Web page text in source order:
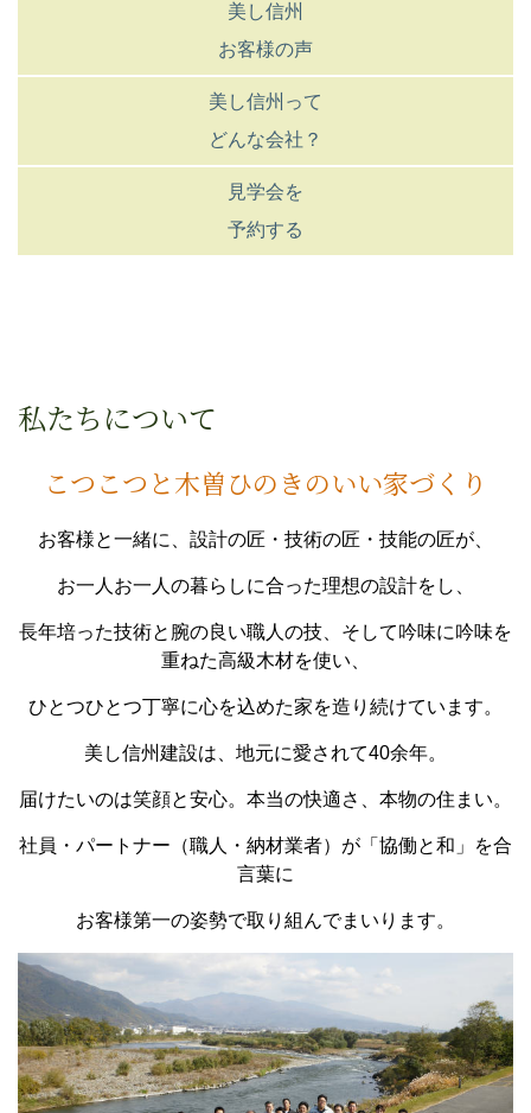
美し信州
お客様の声
美し信州って
どんな会社？
見学会を
予約する
私たちについて
こつこつと木曽ひのきのいい家づくり
お客様と一緒に、設計の匠・技術の匠・技能の匠が、
お一人お一人の暮らしに合った理想の設計をし、
長年培った技術と腕の良い職人の技、そして吟味に吟味を
重ねた高級木材を使い、
ひとつひとつ丁寧に心を込めた家を造り続けています。
美し信州建設は、地元に愛されて40余年。
届けたいのは笑顔と安心。本当の快適さ、本物の住まい。
社員・パートナー（職人・納材業者）が「協働と和」を合
言葉に
お客様第一の姿勢で取り組んでまいります。